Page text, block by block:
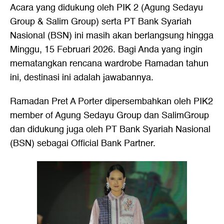
Acara yang didukung oleh PIK 2 (Agung Sedayu
Group & Salim Group) serta PT Bank Syariah
Nasional (BSN) ini masih akan berlangsung hingga
Minggu, 15 Februari 2026. Bagi Anda yang ingin
mematangkan rencana wardrobe Ramadan tahun
ini, destinasi ini adalah jawabannya.
Ramadan Pret A Porter dipersembahkan oleh PIK2
member of Agung Sedayu Group dan SalimGroup
dan didukung juga oleh PT Bank Syariah Nasional
(BSN) sebagai Official Bank Partner.